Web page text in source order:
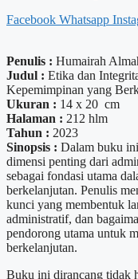
Facebook Whatsapp
Penulis : Humairah
Judul : Etika dan
Kepemimpinan yang
Ukuran : 14 x 20 cm
Halaman : 212 hlm
Tahun : 2023
Sinopsis : Dalam buku
dimensi penting dari
sebagai fondasi utama
berkelanjutan. Penulis
kunci yang membentuk
administratif, dan
pendorong utama untuk
berkelanjutan.
Buku ini dirancang tidak